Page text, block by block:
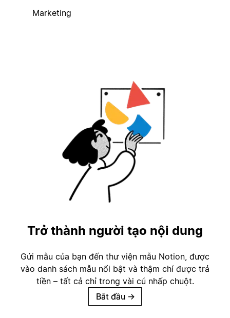
Marketing
Trở thành người tạo nội dung
Gửi mẫu của bạn đến thư viện mẫu Notion, được
vào danh sách mẫu nổi bật và thậm chí được trả
tiền – tất cả chỉ trong vài cú nhấp chuột.
Bắt đầu →